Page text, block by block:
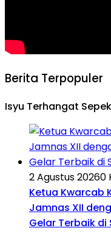
Berita Terpopuler
Isyu Terhangat
2 Agustus 20260
Ketua Kwarcab
Jamnas XII
Gelar Terbaik di